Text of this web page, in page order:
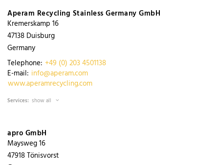
Aperam Recycling Stainless Germany GmbH
Kremerskamp 16
47138 Duisburg
Germany
Telephone: +49 (0) 203 4501138
E-mail: info@aperam.com
www.aperamrecycling.com
Services: show all
apro GmbH
Maysweg 16
47918Tönisvorst